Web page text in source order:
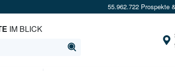
55.962.722 Prospekte
IM BLICK